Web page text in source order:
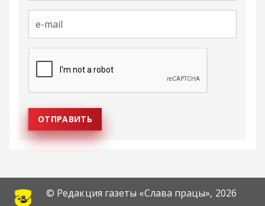
© Редакция газеты «Слава працы», 2026